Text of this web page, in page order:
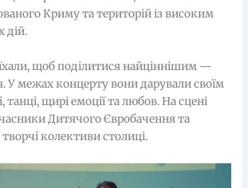
Криму та територій із високим
дій.
щоб поділитися найціннішим —
У межах концерту вони дарували своїм
танці, щирі емоції та любов. На сцені
Дитячого Євробачення та
колективи столиці.